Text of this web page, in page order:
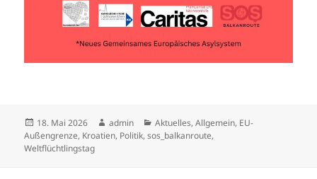
Veröffentlicht
am
18. Mai 2026 Autor
admin Kategorien
Aktuelles,Allgemein, EU-
Außengrenze, Kroatien, Politik,sos_balkanroute,
Weltflüchtlingstag